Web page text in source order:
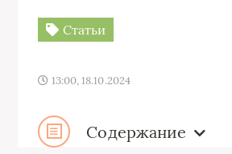
Статьи
13:00, 18.10.2024
Содержание